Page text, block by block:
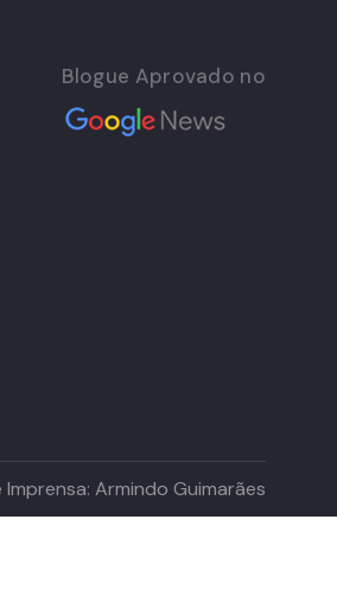
Blogue Aprovado no
Armindo Guimarães